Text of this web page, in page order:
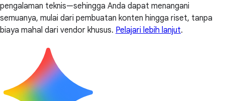
pengalaman teknis—sehingga Anda dapat menangani
semuanya, mulai dari pembuatan konten hingga riset, tanpa
biaya mahal dari vendor khusus. Pelajari lebih lanjut.